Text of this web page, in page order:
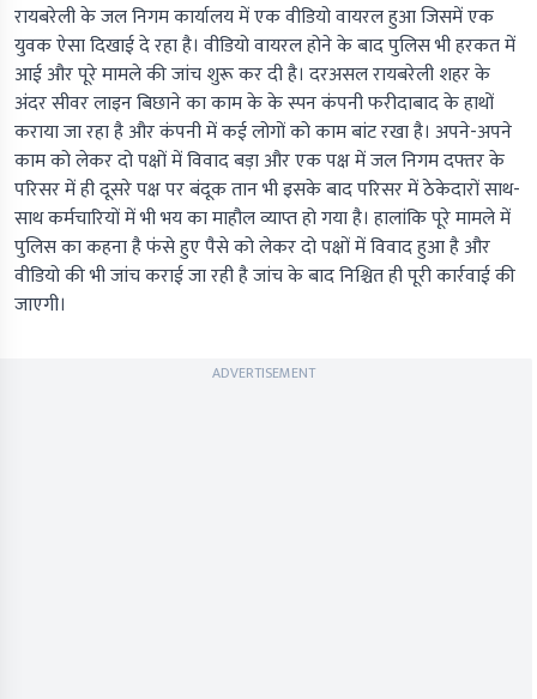
रायबरेली के जल निगम कार्यालय में एक वीडियो वायरल हुआ जिसमें एक
युवक ऐसा दिखाई दे रहा है। वीडियो वायरल होने के बाद पुलिस भी हरकत में
आई और पूरे मामले की जांच शुरू कर दी है। दरअसल रायबरेली शहर के
अंदर सीवर लाइन बिछाने का काम के के स्पन कंपनी फरीदाबाद के हाथों
कराया जा रहा है और कंपनी में कई लोगों को काम बांट रखा है। अपने-अपने
काम को लेकर दो पक्षों में विवाद बड़ा और एक पक्ष में जल निगम दफ्तर के
परिसर में ही दूसरे पक्ष पर बंदूक तान भी इसके बाद परिसर में ठेकेदारों साथ-
साथ कर्मचारियों में भी भय का माहौल व्याप्त हो गया है। हालांकि पूरे मामले में
पुलिस का कहना है फंसे हुए पैसे को लेकर दो पक्षों में विवाद हुआ है और
वीडियो की भी जांच कराई जा रही है जांच के बाद निश्चित ही पूरी कार्रवाई की
जाएगी।
ADVERTISEMENT